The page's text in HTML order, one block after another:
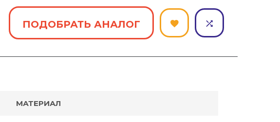
ПОДОБРАТЬ АНАЛОГ
МАТЕРИАЛ